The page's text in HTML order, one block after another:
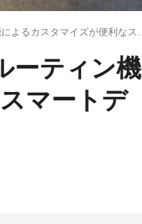
ーティン機
マートデ